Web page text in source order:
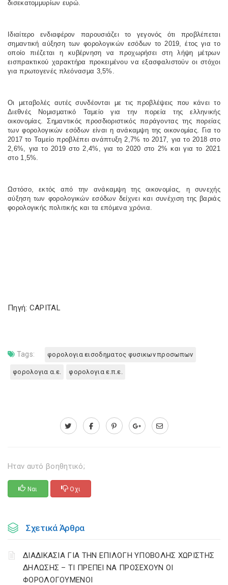
δισεκατομμυρίων ευρώ.
Ιδιαίτερο ενδιαφέρον παρουσιάζει το γεγονός ότι προβλέπεται
σημαντική αύξηση των φορολογικών εσόδων το 2019, έτος για το
οποίο πιέζεται η κυβέρνηση να προχωρήσει στη λήψη μέτρων
εισπρακτικού χαρακτήρα προκειμένου να εξασφαλιστούν οι στόχοι
για πρωτογενές πλεόνασμα 3,5%.
Οι μεταβολές αυτές συνδέονται με τις προβλέψεις που κάνει το
Διεθνές Νομισματικό Ταμείο για την πορεία της ελληνικής
οικονομίας. Σημαντικός προσδιοριστικός παράγοντας της πορείας
των φορολογικών εσόδων είναι η ανάκαμψη της οικονομίας. Για το
2017 το Ταμείο προβλέπει ανάπτυξη 2,7% το 2017, για το 2018 στο
2,6%, για το 2019 στο 2,4%, για το 2020 στο 2% και για το 2021
στο 1,5%.
Ωστόσο, εκτός από την ανάκαμψη της οικονομίας, η συνεχής
αύξηση των φορολογικών εσόδων δείχνει και συνέχιση της βαριάς
φορολογικής πολιτικής και τα επόμενα χρόνια.
Πηγή: CAPITAL
Tags: φορολογια εισοδηματος φυσικων προσωπων
φορολογια α.ε. φορολογια ε.π.ε.
Ηταν αυτό βοηθητικό;
Ναι Οχι
Σχετικά Άρθρα
ΔΙΑΔΙΚΑΣΙΑ ΓΙΑ ΤΗΝ ΕΠΙΛΟΓΗ ΥΠΟΒΟΛΗΣ ΧΩΡΙΣΤΗΣ
ΔΗΛΩΣΗΣ – ΤΙ ΠΡΕΠΕΙ ΝΑ ΠΡΟΣΕΧΟΥΝ ΟΙ
ΦΟΡΟΛΟΓΟΥΜΕΝΟΙ